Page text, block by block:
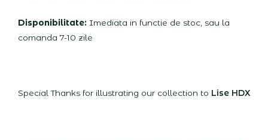
Disponibilitate: Imediata in functie de stoc, sau la
comanda 7-10 zile
Special Thanks for illustrating our collection to Lise HDX